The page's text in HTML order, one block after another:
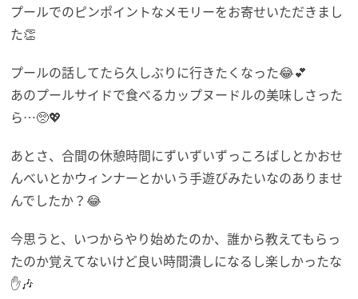
プールでのピンポイントなメモリーをお寄せいただきまし
た👏
プールの話してたら久しぶりに行きたくなった😂💕
あのプールサイドで食べるカップヌードルの美味しさった
ら…🥺💖
あとさ、合間の休憩時間にずいずいずっころばしとかおせ
んべいとかウィンナーとかいう手遊びみたいなのありませ
んでしたか？😂
今思うと、いつからやり始めたのか、誰から教えてもらっ
たのか覚えてないけど良い時間潰しになるし楽しかったな
✋🎶